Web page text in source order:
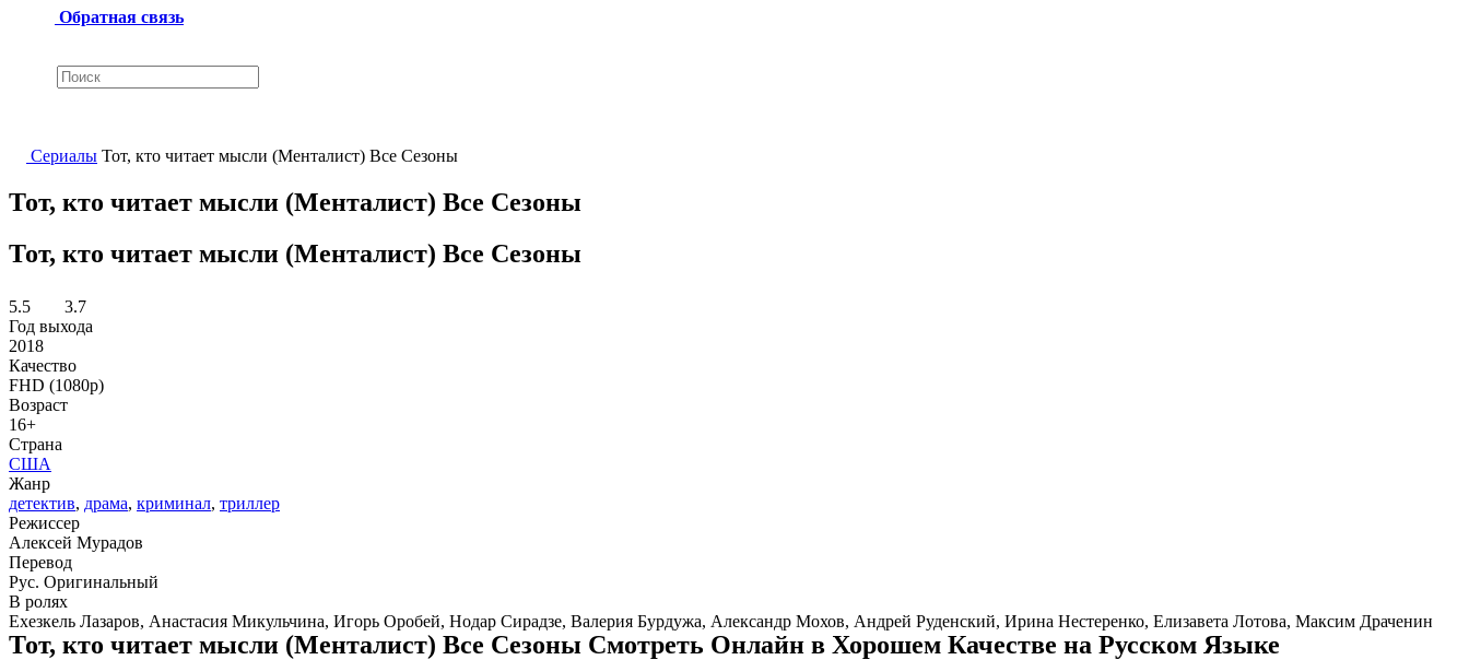
Обратная связь
Сериалы Тот, кто читает мысли (Менталист) Все Сезоны
Тот, кто читает мысли (Менталист) Все Сезоны
Тот, кто читает мысли (Менталист) Все Сезоны
5.5
3.7
Год выхода
2018
Качество
FHD (1080p)
Возраст
16+
Страна
США
Жанр
детектив, драма, криминал, триллер
Режиссер
Алексей Мурадов
Перевод
Рус. Оригинальный
В ролях
Ехезкель Лазаров, Анастасия Микульчина, Игорь Оробей, Нодар Сирадзе, Валерия Бурдужа, Александр Мохов, Андрей Руденский, Ирина Нестеренко, Елизавета Лотова, Максим Драченин
Тот, кто читает мысли (Менталист) Все Сезоны Смотреть Онлайн в Хорошем Качестве на Русском Языке